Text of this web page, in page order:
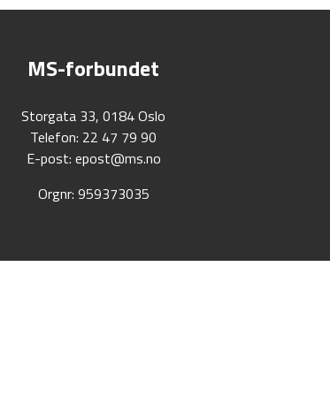
MS-forbundet
Storgata 33, 0184 Oslo
Telefon: 22 47 79 90
E-post: epost@ms.no
Orgnr: 959373035